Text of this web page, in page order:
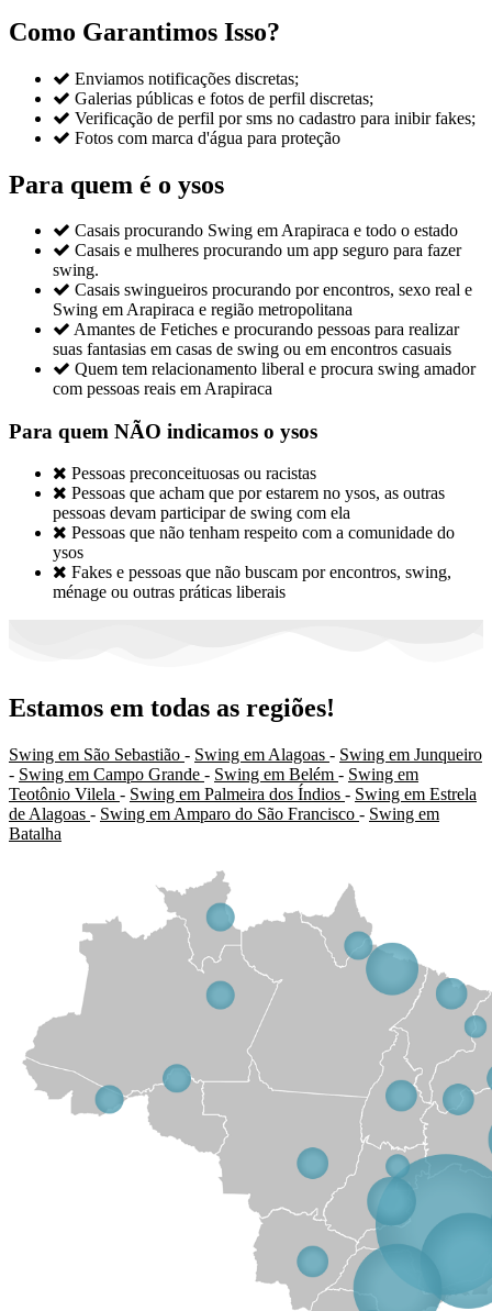
Como Garantimos Isso?
 Enviamos notificações discretas;
 Galerias públicas e fotos de perfil discretas;
 Verificação de perfil por sms no cadastro para inibir fakes;
 Fotos com marca d'água para proteção
Para quem é o ysos
 Casais procurando Swing em Arapiraca e todo o estado
 Casais e mulheres procurando um app seguro para fazer
swing.
 Casais swingueiros procurando por encontros, sexo real e
Swing em Arapiraca e região metropolitana
 Amantes de Fetiches e procurando pessoas para realizar
suas fantasias em casas de swing ou em encontros casuais
 Quem tem relacionamento liberal e procura swing amador
com pessoas reais em Arapiraca
Para quem NÃO indicamos o ysos
 Pessoas preconceituosas ou racistas
 Pessoas que acham que por estarem no ysos, as outras
pessoas devam participar de swing com ela
 Pessoas que não tenham respeito com a comunidade do
ysos
 Fakes e pessoas que não buscam por encontros, swing,
ménage ou outras práticas liberais
Estamos em todas as regiões!
Swing em São Sebastião - Swing em Alagoas - Swing em Junqueiro
- Swing em Campo Grande - Swing em Belém - Swing em
Teotônio Vilela - Swing em Palmeira dos Índios - Swing em Estrela
de Alagoas - Swing em Amparo do São Francisco - Swing em
Batalha